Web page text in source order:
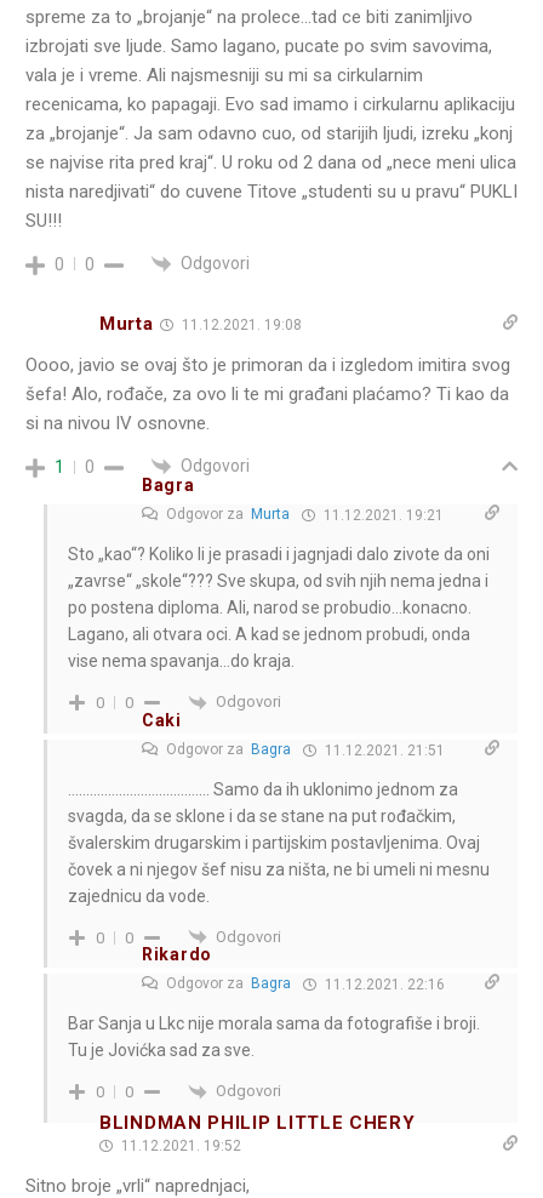
spreme za to „brojanje“ na prolece…tad ce biti zanimljivo
izbrojati sve ljude. Samo lagano, pucate po svim savovima,
vala je i vreme. Ali najsmesniji su mi sa cirkularnim
recenicama, ko papagaji. Evo sad imamo i cirkularnu aplikaciju
za „brojanje“. Ja sam odavno cuo, od starijih ljudi, izreku „konj
se najvise rita pred kraj“. U roku od 2 dana od „nece meni ulica
nista naredjivati“ do cuvene Titove „studenti su u pravu“ PUKLI
SU!!!
0 0 Odgovori
Murta 11.12.2021. 19:08
Оооо, javio se ovaj što je primoran da i izgledom imitira svog
šefa! Alo, rođače, za ovo li te mi građani plaćamo? Ti kao da
si na nivou IV osnovne.
1 0
Odgovori
Bagra
Odgovor za Murta 11.12.2021. 19:21
Sto „kao“? Koliko li je prasadi i jagnjadi dalo zivote da oni
„zavrse“ „skole“??? Sve skupa, od svih njih nema jedna i
po postena diploma. Ali, narod se probudio…konacno.
Lagano, ali otvara oci. A kad se jednom probudi, onda
vise nema spavanja…do kraja.
0 0 Odgovori
Caki
Odgovor za Bagra 11.12.2021. 21:51
………………………………… Samo da ih uklonimo jednom za
svagda, da se sklone i da se stane na put rođačkim,
švalerskim drugarskim i partijskim postavljenima. Ovaj
čovek a ni njegov šef nisu za ništa, ne bi umeli ni mesnu
zajednicu da vode.
0 0 Odgovori
Rikardo
Odgovor za Bagra 11.12.2021. 22:16
Bar Sanja u Lkc nije morala sama da fotografiše i broji.
Tu je Jovićka sad za sve.
0 0 Odgovori
BLINDMAN PHILIP LITTLE CHERY
11.12.2021. 19:52
Sitno broje „vrli“ naprednjaci,